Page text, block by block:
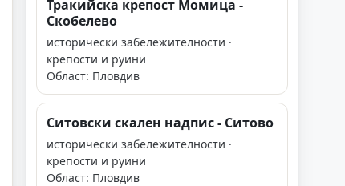
Тракийска крепост Момица -
Скобелево
исторически забележителности ·
крепости и руини
Област: Пловдив
Ситoвски скален надпис - Ситово
исторически забележителности ·
крепости и руини
Област: Пловдив